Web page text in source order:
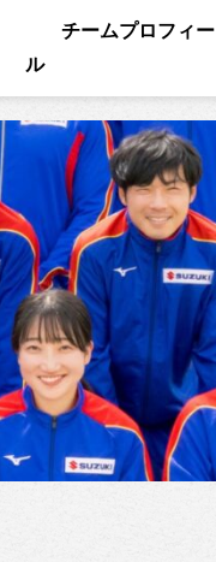
チームプロフィー
ル